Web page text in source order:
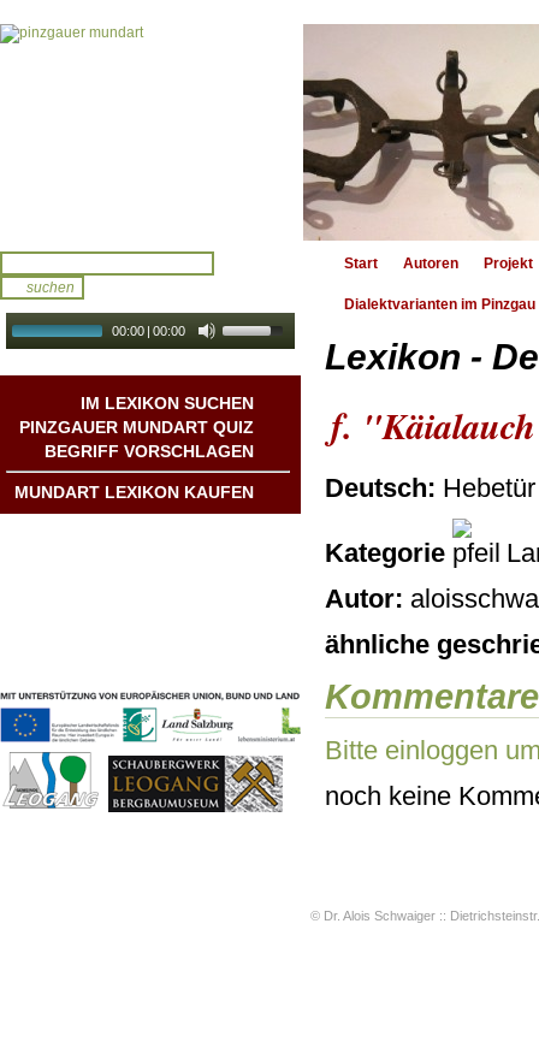
00:00 | 00:00
IM LEXIKON SUCHEN
PINZGAUER MUNDART QUIZ
BEGRIFF VORSCHLAGEN
MUNDART LEXIKON KAUFEN
Start Autoren Projekt
Dialektvarianten im Pinzgau
Lexikon -
f.
Deutsch:
Kategorie
Autor:
ähnliche
Kommentare
Bitte einloggen
noch keine
© Dr. Alois Schwaiger ::